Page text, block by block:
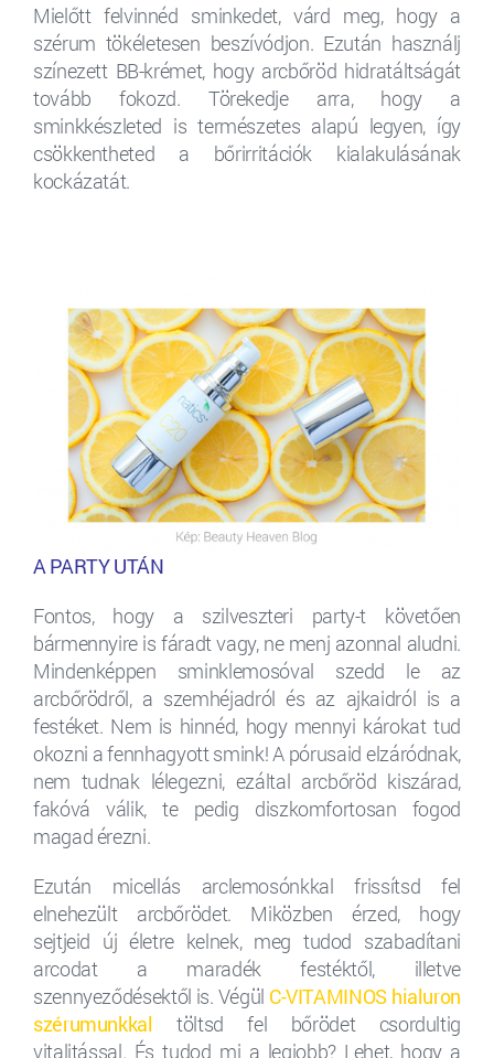
Mielőtt felvinnéd sminkedet, várd meg, hogy a
szérum tökéletesen beszívódjon. Ezután használj
színezett BB-krémet, hogy arcbőröd hidratáltságát
tovább fokozd. Törekedje arra, hogy a
sminkkészleted is természetes alapú legyen, így
csökkentheted a bőrirritációk kialakulásának
kockázatát.
A PARTY UTÁN
Fontos, hogy a szilveszteri party-t követően
bármennyire is fáradt vagy, ne menj azonnal aludni.
Mindenképpen sminklemosóval szedd le az
arcbőrödről, a szemhéjadról és az ajkaidról is a
festéket. Nem is hinnéd, hogy mennyi károkat tud
okozni a fennhagyott smink! A pórusaid elzáródnak,
nem tudnak lélegezni, ezáltal arcbőröd kiszárad,
fakóvá válik, te pedig diszkomfortosan fogod
magad érezni.
Ezután micellás arclemosónkkal frissítsd fel
elnehezült arcbőrödet. Miközben érzed, hogy
sejtjeid új életre kelnek, meg tudod szabadítani
arcodat a maradék festéktől, illetve
szennyeződésektől is. Végül C-VITAMINOS hialuron
szérumunkkaltöltsd fel bőrödet csordultig
vitalitással. És tudod mi a legjobb? Lehet, hogy a